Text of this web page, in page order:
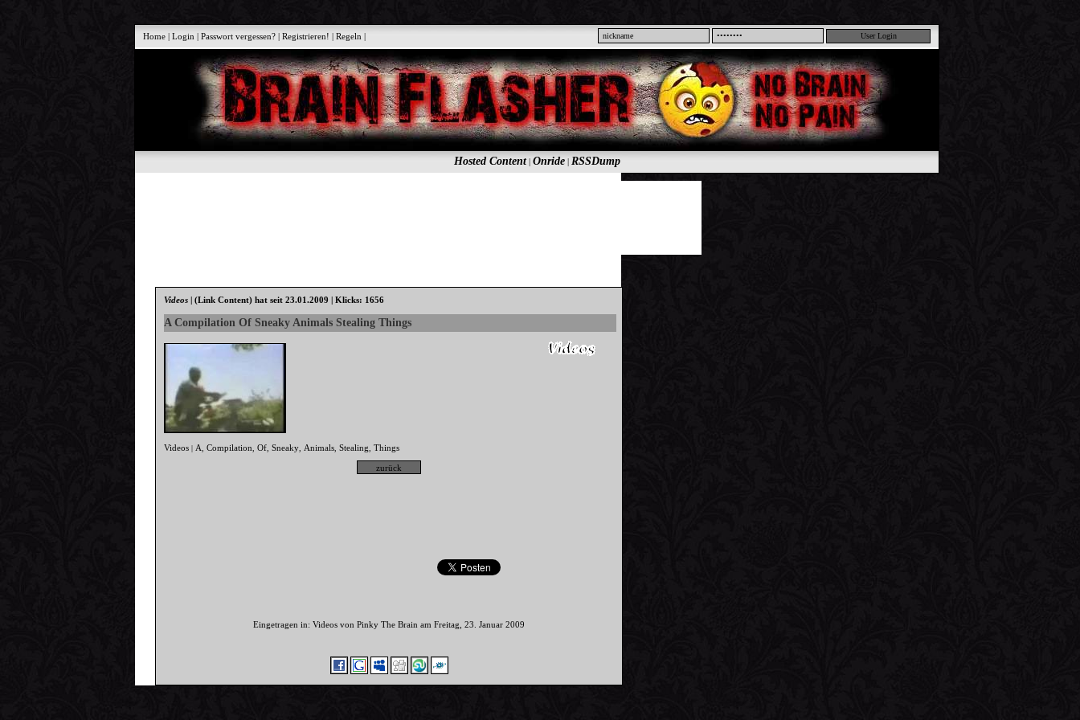
Home |Login |Passwort vergessen? |Registrieren! |Regeln |
Hosted Content| Onride| RSSDump
Videos |(Link Content) hat seit 23.01.2009 | Klicks: 1656
A Compilation Of Sneaky Animals Stealing Things
Videos | A ,Compilation ,Of ,Sneaky Animals ,Stealing ,Things
Eingetragen in: Videos von Pinky The Brain am Freitag, 23. Januar 2009